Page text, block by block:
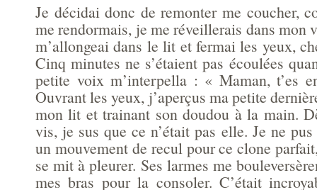
Je décidai donc de remonter me coucher,
me rendormais, je me réveillerais dans mon
m’allongeai dans le lit et fermai les yeux,
Cinq minutes ne s’étaient pas écoulées
petite voix m’interpella : « Maman, t’es
Ouvrant les yeux, j’aperçus ma petite
mon lit et trainant son doudou à la main.
vis, je sus que ce n’était pas elle. Je ne pus
un mouvement de recul pour ce clone
se mit à pleurer. Ses larmes me
mes bras pour la consoler. C’était